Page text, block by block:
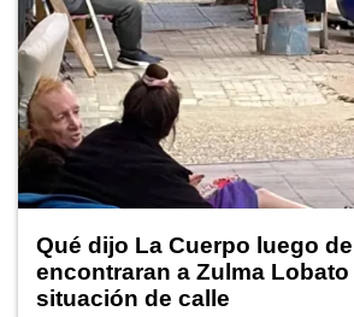
Qué dijo La Cuerpo luego
encontraran a Zulma Lobato
situación de calle